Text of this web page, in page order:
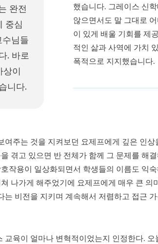
완전
중심
님들
. 바로
상이
니다.
했습니다. 그레이스 신
않으면서도 말 그대로
이 있게 배울 기회를 제
적인 삶과 사역에 가치
폭적으로 지지했습니다.
주는 것을 지켜보던 요제프에게 깊은 인
겪고 있으면 반 전체가 함께 그 문제를 해
작용이 일상화되면서 학생들의 이름도 익
나가게 해주었기에 요제프에게 매우 큰
비전을 지키며 계속해서 저렴하고 접근
육이 얼마나 변혁적이었는지 인정한다.